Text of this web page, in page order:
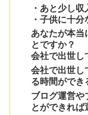
・あと少し
・子供に十分
あなたが本当
とですか？
会社で出世し
会社で出世し
る時間ができ
ブログ運営や
とができれば